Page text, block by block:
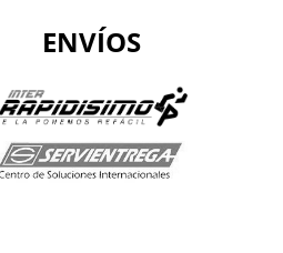
ENVÍOS